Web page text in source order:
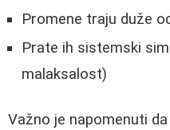
Promene traju duže
Prate ih sistemski
malaksalost)
Važno je napomenuti